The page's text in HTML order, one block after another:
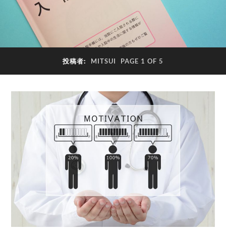
投稿者: MITSUI PAGE 1 OF 5